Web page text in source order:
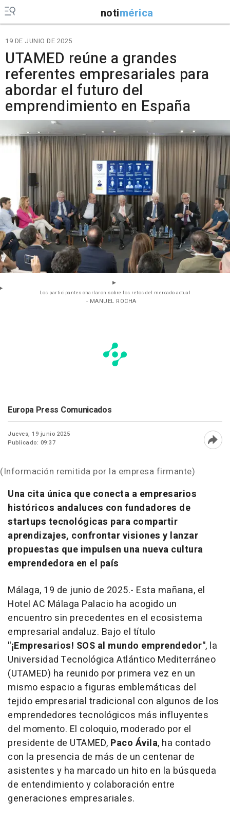
notimérica
19 DE JUNIO DE 2025
UTAMED reúne a grandes
referentes empresariales para
abordar el futuro del
emprendimiento en España
Los participantes charlaron sobre los retos del mercado actual
- MANUEL ROCHA
Europa Press Comunicados
Jueves, 19 junio 2025
Publicado: 09:37
(Información remitida por la empresa firmante)
Una cita única que conecta a empresarios
históricos andaluces con fundadores de
startups tecnológicas para compartir
aprendizajes, confrontar visiones y lanzar
propuestas que impulsen una nueva cultura
emprendedora en el país
Málaga, 19 de junio de 2025.- Esta mañana, el
Hotel AC Málaga Palacio ha acogido un
encuentro sin precedentes en el ecosistema
empresarial andaluz. Bajo el título
"¡Empresarios! SOS al mundo emprendedor", la
Universidad Tecnológica Atlántico Mediterráneo
(UTAMED) ha reunido por primera vez en un
mismo espacio a figuras emblemáticas del
tejido empresarial tradicional con algunos de los
emprendedores tecnológicos más influyentes
del momento. El coloquio, moderado por el
presidente de UTAMED, Paco Ávila, ha contado
con la presencia de más de un centenar de
asistentes y ha marcado un hito en la búsqueda
de entendimiento y colaboración entre
generaciones empresariales.